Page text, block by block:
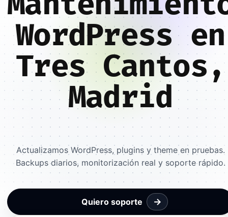
WordPress en
Tres Cantos,
Madrid
Actualizamos WordPress, plugins y theme en pruebas.
Backups diarios, monitorización real y soporte rápido.
Quiero soporte →